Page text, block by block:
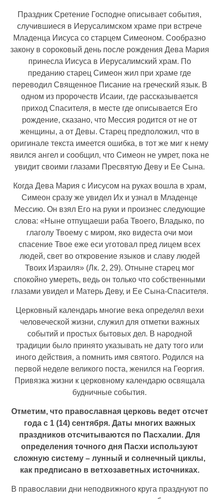
Праздник Сретение Господне описывает события,
случившиеся в Иерусалимском храме при встрече
Младенца Иисуса со старцем Симеоном. Сообразно
закону в сороковый день после рождения Дева Мария
принесла Иисуса в Иерусалимский храм. По
преданию старец Симеон жил при храме где
переводил Священное Писание на греческий язык. В
одном из пророчеств Исаии, где рассказывается
приход Спасителя, в месте где описывается Его
рождение, сказано, что Мессия родится от не от
женщины, а от Девы. Старец предположил, что в
оригинале текста имеется ошибка, в тот же миг к нему
явился ангел и сообщил, что Симеон не умрет, пока не
увидит своими глазами Пресвятую Деву и Ее Сына.
Когда Дева Мария с Иисусом на руках вошла в храм,
Симеон сразу же увидел Их и узнал в Младенце
Мессию. Он взял Его на руки и произнес следующие
слова: «Ныне отпущаеши раба Твоего, Владыко, по
глаголу Твоему с миром, яко видеста очи мои
спасение Твое еже еси уготовал пред лицем всех
людей, свет во откровение языков и славу людей
Твоих Израиля» (Лк. 2, 29). Отныне старец мог
спокойно умереть, ведь он только что собственными
глазами увидел и Матерь Деву, и Ее Сына-Спасителя.
Церковный календарь многие века определял вехи
человеческой жизни, служил для отметки важных
событий и простых бытовых дел. В народной
традиции было принято указывать не дату того или
иного действия, а помнить имя святого. Родился на
первой неделе великого поста, женился на Георгия.
Привязка жизни к церковному календарю освящала
будничные события.
Отметим, что православная церковь ведет отсчет
года с 1 (14) сентября. Даты многих важных
праздников отсчитываются по Пасхалии. Для
определения точного дня Пасхи используют
сложную систему – лунный и солнечный циклы,
как предписано в ветхозаветных источниках.
В православии дни неподвижного круга празднуют по